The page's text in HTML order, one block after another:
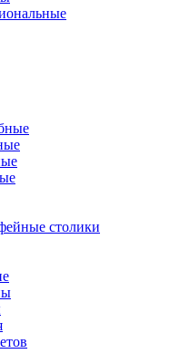
столики